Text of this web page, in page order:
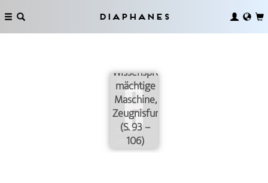
Diaphanes
Wissensproduzent,
mächtige
Maschine,
Zeugnisfunktion
(S. 93 –
106)